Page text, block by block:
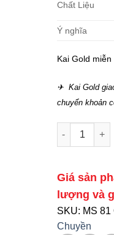
Chất Liệu
Ý nghĩa
Kai Gold
✈ Kai Gold
chuyển khoản
Mặt Dây Như
Giá sản
lượng và
SKU: MS 81
Chuyền